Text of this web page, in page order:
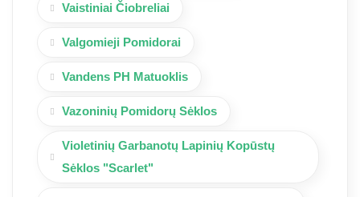
Vaistiniai Čiobreliai
Valgomieji Pomidorai
Vandens PH Matuoklis
Vazoninių Pomidorų Sėklos
Violetinių Garbanotų Lapinių Kopūstų
Sėklos "Scarlet"